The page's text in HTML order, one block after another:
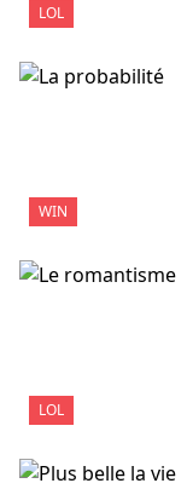
LOL
WIN
LOL